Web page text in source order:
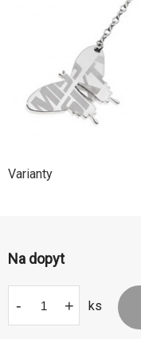
Varianty
Na dopyt
- + ks